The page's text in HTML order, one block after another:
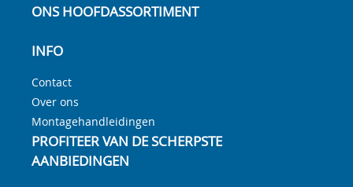
ONS HOOFDASSORTIMENT
INFO
Contact
Over ons
Montagehandleidingen
PROFITEER VAN DE SCHERPSTE
AANBIEDINGEN